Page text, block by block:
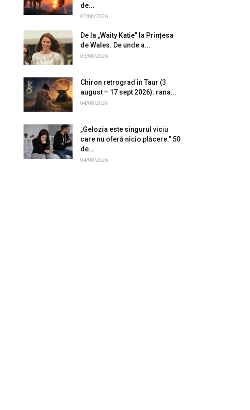
de...
05/08/2026
De la „Waity Katie” la Prințesa
de Wales. De unde a...
05/08/2026
Chiron retrograd în Taur (3
august – 17 sept 2026): rana...
04/08/2026
„Gelozia este singurul viciu
care nu oferă nicio plăcere.” 50
de...
04/08/2026